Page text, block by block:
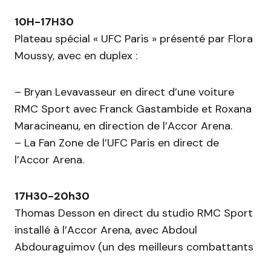
10H-17H30
Plateau spécial « UFC Paris » présenté par Flora
Moussy, avec en duplex :
– Bryan Levavasseur en direct d’une voiture
RMC Sport avec Franck Gastambide et Roxana
Maracineanu, en direction de l’Accor Arena.
– La Fan Zone de l’UFC Paris en direct de
l’Accor Arena.
17H30-20h30
Thomas Desson en direct du studio RMC Sport
installé à l’Accor Arena, avec Abdoul
Abdouraguimov (un des meilleurs combattants